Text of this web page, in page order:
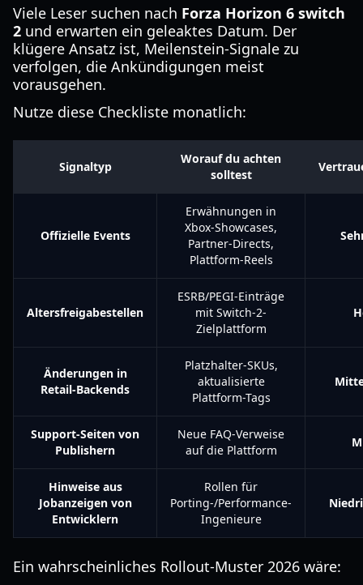
Viele Leser suchen nach Forza Horizon 6 switch
2 und erwarten ein geleaktes Datum. Der
klügere Ansatz ist, Meilenstein-Signale zu
verfolgen, die Ankündigungen meist
vorausgehen.
Nutze diese Checkliste monatlich:
Signaltyp
Worauf du achten
solltest
Offizielle Events
Erwähnungen in
Xbox-Showcases,
Partner-Directs,
Plattform-Reels
Altersfreigabestellen
ESRB/PEGI-Einträge
mit Switch-2-
Zielplattform
Änderungen in
Retail-Backends
Platzhalter-SKUs,
aktualisierte
Plattform-Tags
Support-Seiten von
Publishern
Neue FAQ-Verweise
auf die Plattform
Hinweise aus
Jobanzeigen von
Entwicklern
Rollen für
Porting-/Performance-
Ingenieure
Ein wahrscheinliches Rollout-Muster 2026 wäre: